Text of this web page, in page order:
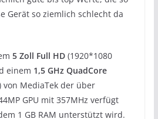
Gerät so ziemlich schlecht da
5 Zoll Full HD(1920*1080
einem 1,5 GHz QuadCore
von MediaTek der über
GPU mit 357MHz verfügt
1 GB RAM unterstützt wird.